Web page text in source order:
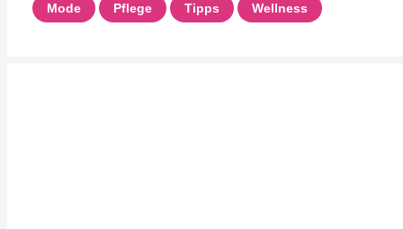
Mode Pflege Tipps Wellness